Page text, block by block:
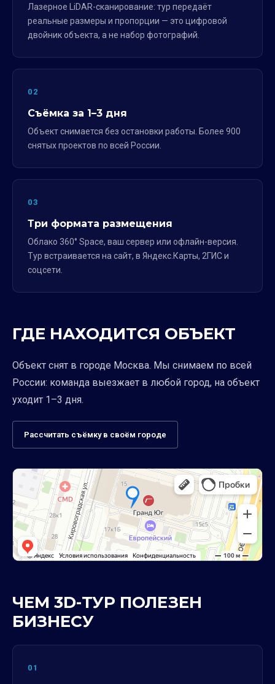
Лазерное LiDAR-сканирование: тур передаёт
реальные размеры и пропорции — это цифровой
двойник объекта, а не набор фотографий.
02
Съёмка за 1–3 дня
Объект снимается без остановки работы. Более 900
снятых проектов по всей России.
03
Три формата размещения
Облако 360° Space, ваш сервер или офлайн-версия.
Тур встраивается на сайт, в Яндекс.Карты, 2ГИС и
соцсети.
ГДЕ НАХОДИТСЯ ОБЪЕКТ
Объект снят в городе Москва. Мы снимаем по всей
России: команда выезжает в любой город, на объект
уходит 1–3 дня.
Рассчитать съёмку в своём городе
ЧЕМ 3D-ТУР ПОЛЕЗЕН
БИЗНЕСУ
01